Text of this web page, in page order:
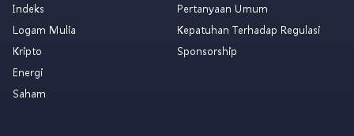
Indeks
Logam Mulia
Kripto
Energi
Saham
Pertanyaan Umum
Kepatuhan Terhadap Regulasi
Sponsorship